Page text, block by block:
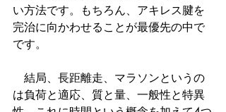
い方法です。もちろん、アキレス腱を
完治に向かわせることが最優先の中で
です。
結局、長距離走、マラソンというの
は負荷と適応、質と量、一般性と特異